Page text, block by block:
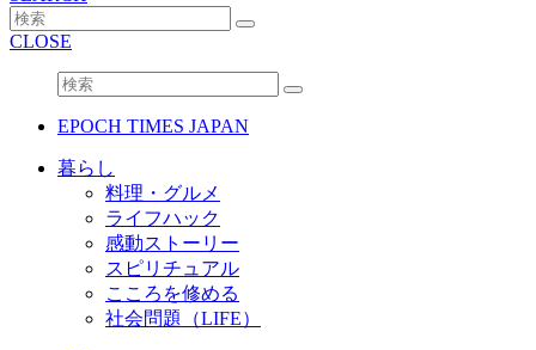
CLOSE
EPOCH TIMES JAPAN
暮らし
料理・グルメ
ライフハック
感動ストーリー
スピリチュアル
こころを修める
社会問題（LIFE）